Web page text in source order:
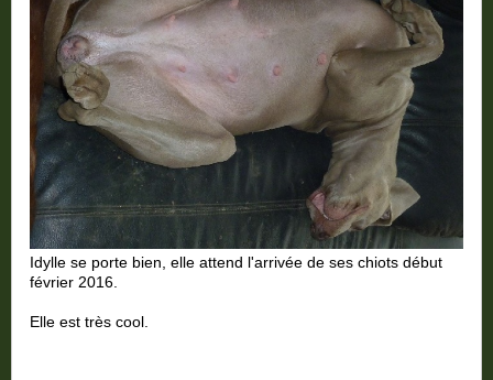
Idylle se porte bien, elle attend l'arrivée de ses chiots début
février 2016.
Elle est très cool.